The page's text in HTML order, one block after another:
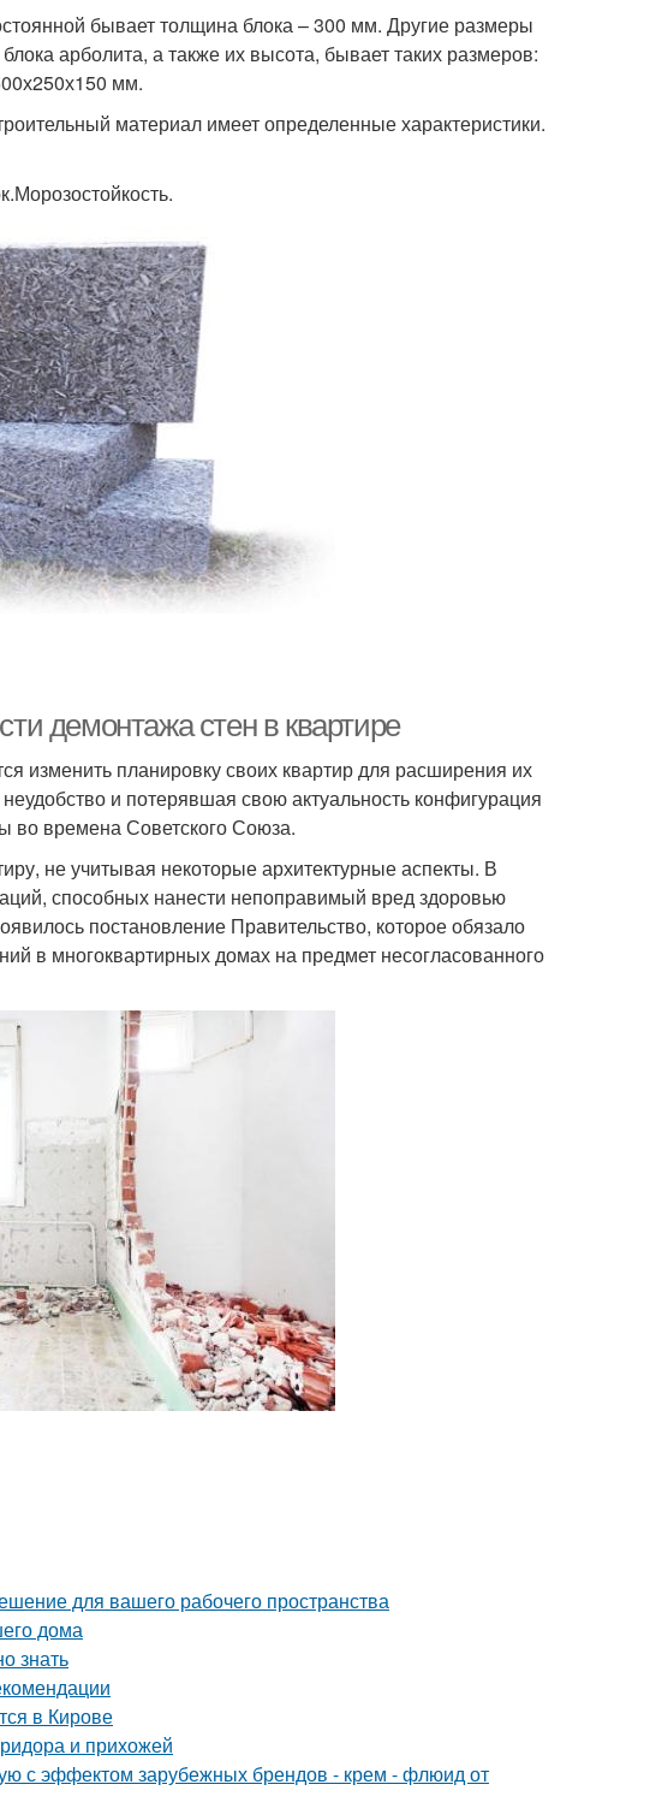
бывает толщина блока – 300 мм. Другие размеры
арболита, а также их высота, бывает таких размеров:
мм.
материал имеет определенные характеристики.
демонтажа стен в квартире
изменить планировку своих квартир для расширения их
и потерявшая свою актуальность конфигурация
во времена Советского Союза.
не учитывая некоторые архитектурные аспекты. В
способных нанести непоправимый вред здоровью
постановление Правительство, которое обязало
в многоквартирных домах на предмет несогласованного
для вашего рабочего пространства
дома
знать
в Кирове
и прихожей
с эффектом зарубежных брендов - крем - флюид от